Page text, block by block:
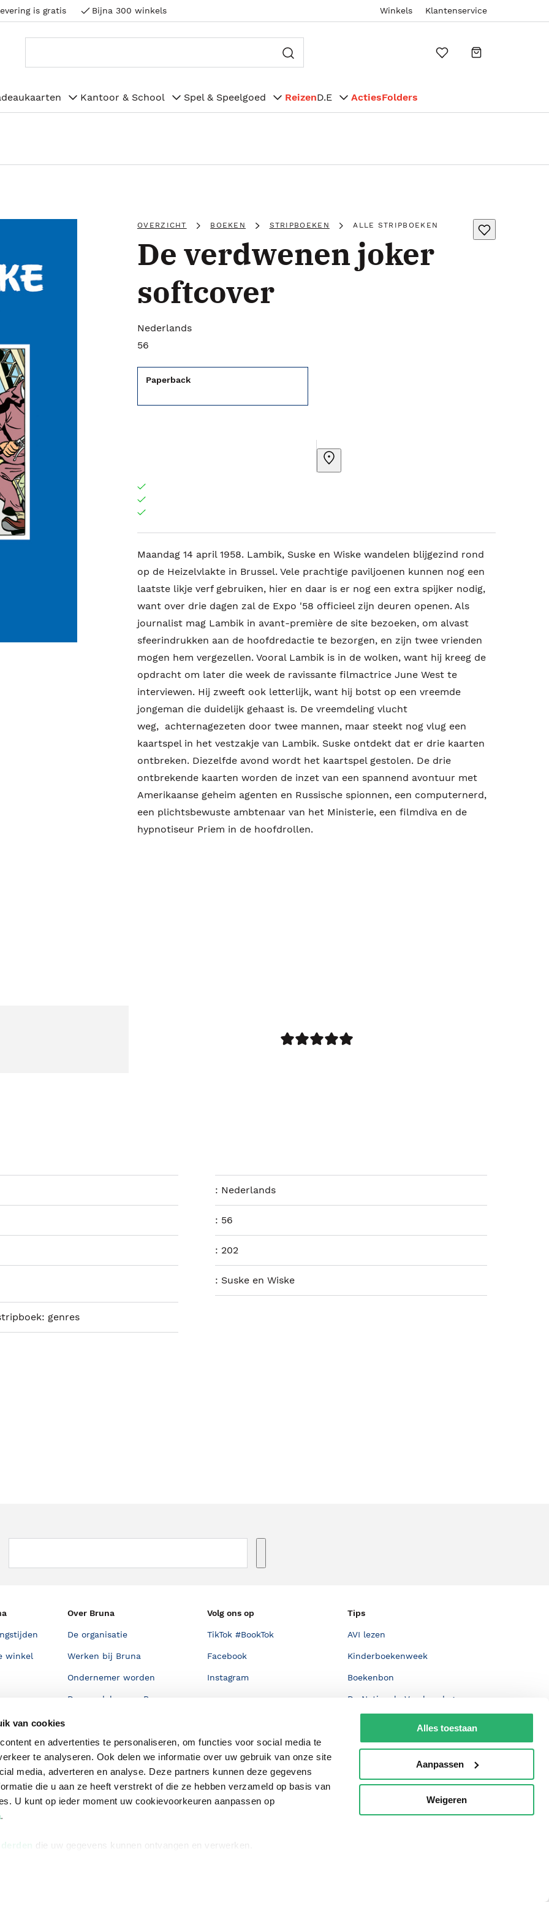
van cookies
en advertenties te personaliseren, om functies voor social media te
te analyseren. Ook delen we informatie over uw gebruik van onze site
media, adverteren en analyse. Deze partners kunnen deze gegevens
die u aan ze heeft verstrekt of die ze hebben verzameld op basis van
U kunt op ieder moment uw cookievoorkeuren aanpassen op
.
die uw gegevens kunnen ontvangen en verwerken.
Alles toestaan
Aanpassen
Weigeren
is gratis Bijna 300 winkels Winkels Klantenservice
Kantoor & School Spel & Speelgoed ReizenD.E ActiesFolders
OVERZICHT BOEKEN STRIPBOEKEN ALLE STRIPBOEKEN
De verdwenen joker
softcover
Nederlands
56
Paperback
Maandag 14 april 1958. Lambik, Suske en Wiske wandelen blijgezind rond
op de Heizelvlakte in Brussel. Vele prachtige paviljoenen kunnen nog een
laatste likje verf gebruiken, hier en daar is er nog een extra spijker nodig,
want over drie dagen zal de Expo '58 officieel zijn deuren openen. Als
journalist mag Lambik in avant-première de site bezoeken, om alvast
sfeerindrukken aan de hoofdredactie te bezorgen, en zijn twee vrienden
mogen hem vergezellen. Vooral Lambik is in de wolken, want hij kreeg de
opdracht om later die week de ravissante filmactrice June West te
interviewen. Hij zweeft ook letterlijk, want hij botst op een vreemde
jongeman die duidelijk gehaast is. De vreemdeling vlucht
weg, achternagezeten door twee mannen, maar steekt nog vlug een
kaartspel in het vestzakje van Lambik. Suske ontdekt dat er drie kaarten
ontbreken. Diezelfde avond wordt het kaartspel gestolen. De drie
ontbrekende kaarten worden de inzet van een spannend avontuur met
Amerikaanse geheim agenten en Russische spionnen, een computernerd,
een plichtsbewuste ambtenaar van het Ministerie, een filmdiva en de
hypnotiseur Priem in de hoofdrollen.
: Nederlands
: 56
: 202
: Suske en Wiske
genres
winkel
Over Bruna
De organisatie
Werken bij Bruna
Ondernemer worden
De voordelen van Bruna
Blog
Discriminerende boeken
Volg ons op
TikTok #BookTok
Facebook
Instagram
Tips
AVI lezen
Kinderboekenweek
Boekenbon
De Nationale Voorleesdagen
Wet op de Vaste Boekenprijs